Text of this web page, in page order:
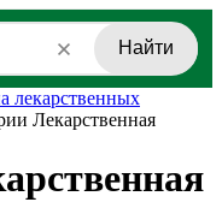
Найти
лекарственных
Лекарственная